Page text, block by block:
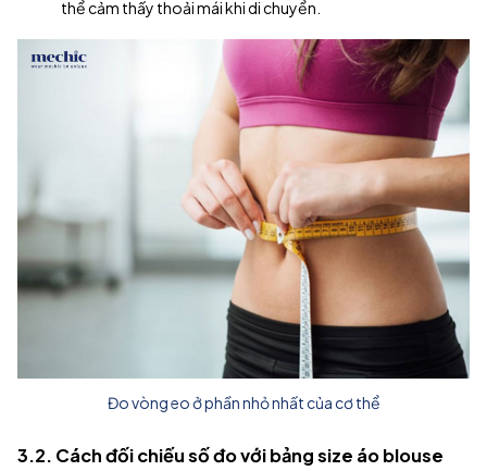
thể cảm thấy thoải mái khi di chuyển.
Đo vòng eo ở phần nhỏ nhất của cơ thể
3.2. Cách đối chiếu số đo với bảng size áo blouse